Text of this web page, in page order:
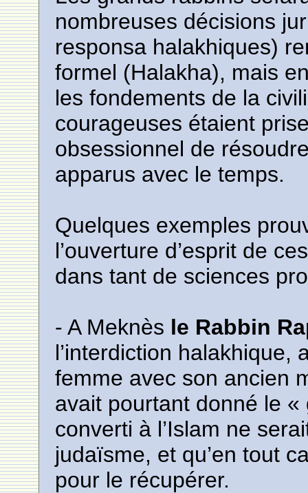
nombreuses décisions
responsa halakhiques)
formel (Halakha), mais
les fondements de la
courageuses étaient
obsessionnel de
apparus avec le temps.
Quelques exemples
l’ouverture d’esprit de
dans tant de sciences
- A Meknès le Rabbin
l’interdiction halakhique,
femme avec son ancien
avait pourtant donné le «
converti à l’Islam ne
judaïsme, et qu’en tout
pour le récupérer.